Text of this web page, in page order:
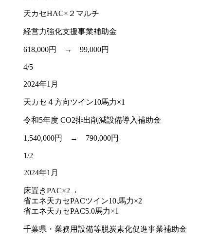
天カセHAC×２マルチ
経営力強化支援事業補助金
618,000円 → 99,000円
4/5
2024年1月
天カセ４方向ツイン10馬力×1
令和5年度 CO2排出削減設備導入補助金
1,540,000円 → 790,000円
1/2
2024年1月
床置きPAC×2→
省エネ天カセPACツイン10.馬力×2
省エネ天カセPAC5.0馬力×1
千葉県・業務用設備等脱炭素化促進事業補助金